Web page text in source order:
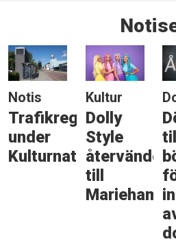
Notis
Trafikreglering
under
Kulturnatten
Kultur
Dolly
Style
återvänder
till
Mariehamn
till